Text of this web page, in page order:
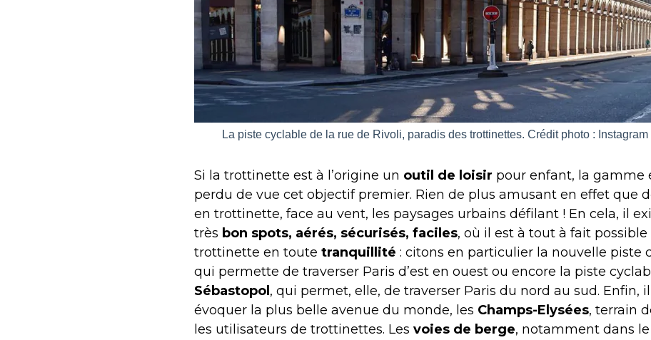
La piste cyclable de la rue de Rivoli, paradis des trottinettes. Crédit photo : Instagram
Si la trottinette est à l’origine un outil de loisir pour enfant, la gamme
perdu de vue cet objectif premier. Rien de plus amusant en effet que
en trottinette, face au vent, les paysages urbains défilant ! En cela, il
très bon spots, aérés, sécurisés, faciles, où il est à tout à fait
trottinette en toute tranquillité : citons en particulier la nouvelle piste
qui permette de traverser Paris d’est en ouest ou encore la piste
Sébastopol , qui permet, elle, de traverser Paris du nord au sud. Enfin,
évoquer la plus belle avenue du monde, les Champs-Elysées, terrain
les utilisateurs de trottinettes. Les voies de berge, notamment dans le